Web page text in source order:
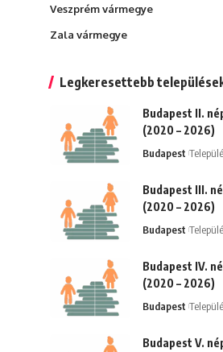
Veszprém vármegye
Zala vármegye
Legkeresettebb
Budapest II.
(2020 – 2026)
Budapest
Budapest III.
(2020 – 2026)
Budapest
Budapest IV.
(2020 – 2026)
Budapest
Budapest V.